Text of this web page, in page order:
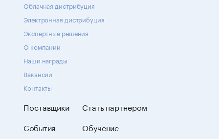
Облачная дистрибуция
Электронная дистрибуция
Экспертные решения
О компании
Наши награды
Вакансии
Контакты
Поставщики
События
Стать партнером
Обучение